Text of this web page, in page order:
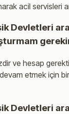
acil servisleri
Devletleri
ve hesap
etmek için
Devletleri